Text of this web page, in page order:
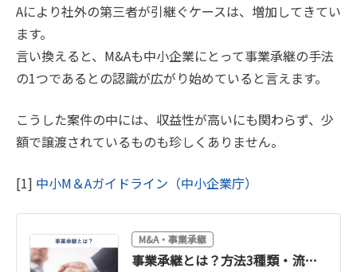
Aにより社外の第三者が引継ぐケースは、増加してきてい
ます。
言い換えると、M&Aも中小企業にとって事業承継の手法
の1つであるとの認識が広がり始めていると言えます。
こうした案件の中には、収益性が高いにも関わらず、少
額で譲渡されているものも珍しくありません。
[1] 中小M＆Aガイドライン（中小企業庁）
M&A・事業承継
事業承継とは？方法3種類・流れ・税金・支援制度をわかりやすく解説【2026年版】